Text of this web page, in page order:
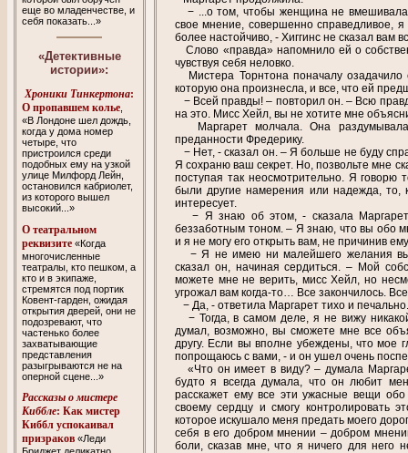
еще во младенчестве, и
себя показать...»
«Детективные
истории»:
Хроники Тинкертона:
O пропавшем колье
«В Лондоне шел дождь,
когда у дома номер
четыре, что
пристроился среди
подобных ему на узкой
улице Милфорд Лейн,
остановился кабриолет,
из которого вышел
высокий...»
О театральном
реквизите «Когда
многочисленные
театралы, кто пешком, а
кто и в экипаже,
стремятся под портик
Ковент-гарден, ожидая
открытия дверей, они не
подозревают, что
частенько более
захватывающие
представления
разыгрываются не на
оперной сцене...»
Рассказы о мистере
Киббле: Как мистер
Киббл успокаивал
призраков «Леди
− ...o том, чтобы женщина не
свое мнение, совершенно справедливое,
более настойчиво, - Хиггинс не сказал вам
Слово «правда» напомнило ей о
чувствуя себя неловко.
Мистера Торнтона поначалу
которую она произнесла, и все, что ей
− Всей правды! – повторил он. – Всю
на это. Мисс Хейл, вы не хотите мне
Маргарет молчала. Она
преданности Фредерику.
− Нет, - сказал он. – Я больше не буду
Я сохраню ваш секрет. Но, позвольте мне
поступая так неосмотрительно. Я говорю
были другие намерения или надежда,
интересует.
− Я знаю об этом, - сказала Маргарет,
беззаботным тоном. – Я знаю, что вы обо
и я не могу его открыть вам, не причинив
− Я не имею ни малейшего желания
сказал он, начиная сердиться. – Мой
можете мне не верить, мисс Хейл, но
угрожал вам когда-то… Все закончилось.
− Да, - ответила Маргарет тихо и печально.
− Тогда, в самом деле, я не вижу
думал, возможно, вы сможете мне все
другу. Если вы вполне убеждены, что мое
попрощаюсь с вами, - и он ушел очень
«Что он имеет в виду? – думала
будто я всегда думала, что он любит
расскажет ему все эти ужасные вещи
своему сердцу и смогу контролировать
которое искушало меня предать моего
себя в его добром мнении – добром
боли, сказав мне, что я ничего для него